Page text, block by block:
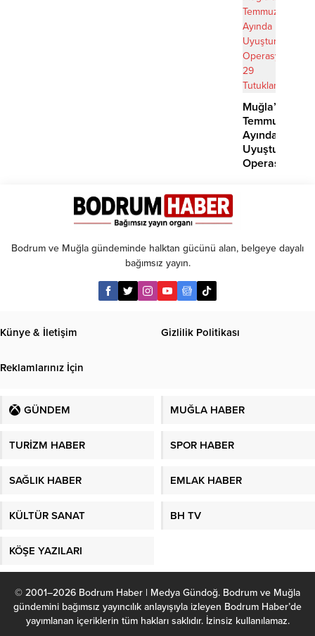
Muğla’da
Temmuz
Ayında
Uyuşturucu
Operasyonu:
Bodrum ve Muğla gündeminde halktan gücünü alan, belgeye dayalı
bağımsız yayın.
Künye & İletişim Gizlilik Politikası
Reklamlarınız İçin
GÜNDEM MUĞLA HABER
TURİZM HABER SPOR HABER
SAĞLIK HABER EMLAK HABER
KÜLTÜR SANAT BH TV
KÖŞE YAZILARI
© 2001–2026 Bodrum Haber | Medya Gündoğ. Bodrum ve Muğla
gündemini bağımsız yayıncılık anlayışıyla izleyen Bodrum Haber’de
yayımlanan içeriklerin tüm hakları saklıdır. İzinsiz kullanılamaz.